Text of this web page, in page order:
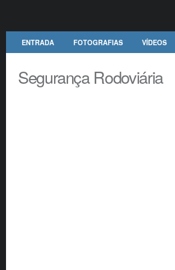
ENTRADA FOTOGRAFIAS VÍDEOS
Segurança Rodoviária